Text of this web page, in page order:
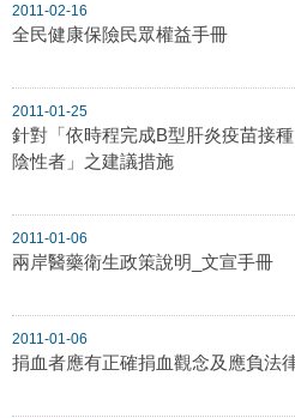
2011-02-16
全民健康保險民眾權益手冊
2011-01-25
針對「依時程完成B型肝炎疫苗接
陰性者」之建議措施
2011-01-06
兩岸醫藥衛生政策說明_文宣手冊
2011-01-06
捐血者應有正確捐血觀念及應負法